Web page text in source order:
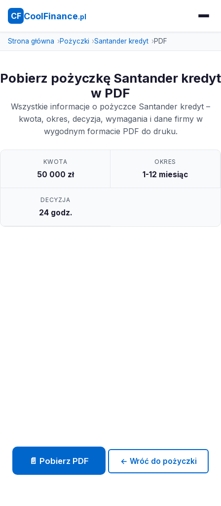
CF CoolFinance.pl
Strona główna Pożyczki Santander kredyt PDF
Pobierz pożyczkę Santander kredyt
w PDF
Wszystkie informacje o pożyczce Santander kredyt –
kwota, okres, decyzja, wymagania i dane firmy w
wygodnym formacie PDF do druku.
KWOTA
50 000 zł
OKRES
1-12 miesiąc
DECYZJA
24 godz.
📄 Pobierz PDF ← Wróć do pożyczki